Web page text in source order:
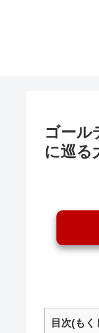
ゴール
に巡る
目次(もく